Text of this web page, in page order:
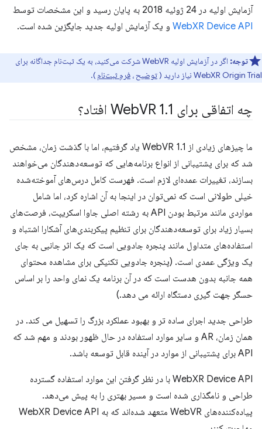
آزمایش اولیه در 24 ژوئیه 2018 به پایان رسید و این مشخصات توسط
WebXR Device API و یک آزمایش اولیه جدید جایگزین شده است.
توجه:
اگر در آزمایش اولیه WebVR شرکت می‌کنید، به یک ثبت‌نام جداگانه برای
WebXR Origin Trial نیاز دارید (
توضیح، فرم ثبت‌نام ).
چه اتفاقی برای Web VR 1.1 افتاد؟
ما چیزهای زیادی از WebVR 1.1 یاد گرفتیم، اما با گذشت زمان، مشخص
شد که برای پشتیبانی از انواع برنامه‌هایی که توسعه‌دهندگان می‌خواهند
بسازند، تغییرات عمده‌ای لازم است. فهرست کامل درس‌های آموخته‌شده
خیلی طولانی است که نمی‌توان در اینجا به آن اشاره کرد، اما شامل
مواردی مانند مرتبط بودن API به رشته اصلی جاوا اسکریپت، فرصت‌های
بسیار زیاد برای توسعه‌دهندگان برای تنظیم پیکربندی‌های آشکارا اشتباه و
استفاده‌های متداول مانند پنجره جادویی است که یک اثر جانبی به جای
یک ویژگی عمدی است. (پنجره جادویی تکنیکی برای مشاهده محتوای
همه جانبه بدون هدست است که در آن برنامه یک نمای واحد را بر اساس
حسگر جهت گیری دستگاه ارائه می دهد.)
طراحی جدید اجرای ساده تر و بهبود عملکرد بزرگ را تسهیل می کند. در
همان زمان، AR و سایر موارد استفاده در حال ظهور بودند و مهم شد که
API برای پشتیبانی از موارد در آینده قابل توسعه باشد.
WebXR Device API با در نظر گرفتن این موارد استفاده گسترده
طراحی و نامگذاری شده است و مسیر بهتری را به پیش می‌دهد.
پیاده‌کننده‌های WebVR متعهد شده‌اند که به WebXR Device API